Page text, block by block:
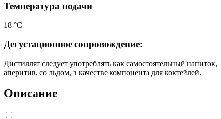
Температура подачи
18 °С
Дегустационное сопровождение:
Дистиллят следует употреблять как самостоятельный напиток,
аперитив, со льдом, в качестве компонента для коктейлей.
Описание